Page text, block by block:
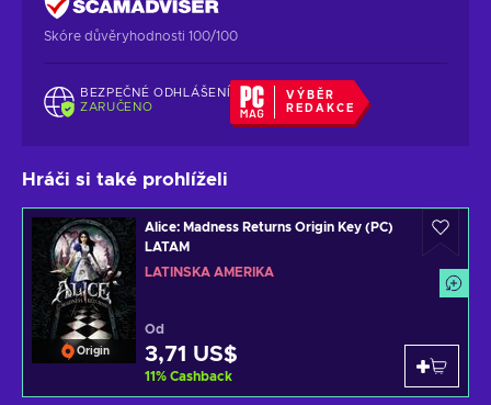
Skóre důvěryhodnosti 100/100
BEZPEČNÉ ODHLÁŠENÍ
ZARUČENO
VÝBĚR
REDAKCE
Hráči si také prohlíželi
Origin
Alice: Madness Returns Origin Key (PC)
LATAM
LATINSKÁ AMERIKA
Od
3,71 US$
11% Cashback